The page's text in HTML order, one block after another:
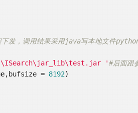
发，调用结果采用java写本地文件
'#后面跟
,bufsize = 8192)